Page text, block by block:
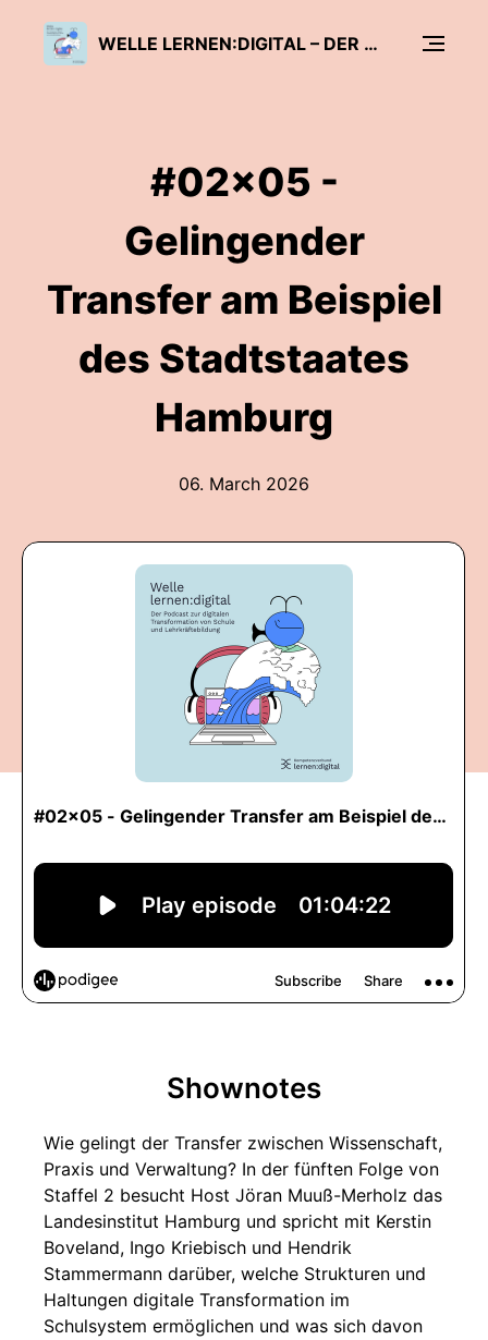
WELLE LERNEN:DIGITAL – DER PODCAST ZUR DIGITALEN TRANSFORMATION VON SCHULE UND LEHRKRÄFTEBILDUNG
#02x05 -
Gelingender
Transfer am Beispiel
des Stadtstaates
Hamburg
06. March 2026
Shownotes
Wie gelingt der Transfer zwischen Wissenschaft,
Praxis und Verwaltung? In der fünften Folge von
Staffel 2 besucht Host Jöran Muuß-Merholz das
Landesinstitut Hamburg und spricht mit Kerstin
Boveland, Ingo Kriebisch und Hendrik
Stammermann darüber, welche Strukturen und
Haltungen digitale Transformation im
Schulsystem ermöglichen und was sich davon